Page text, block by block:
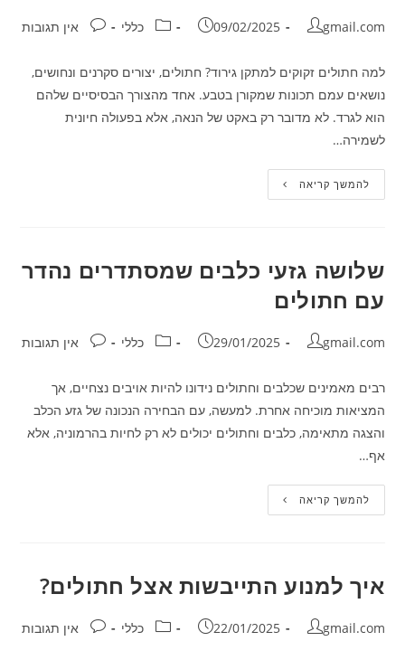
מחבר:
gmail.com פורסם:
09/02/2025 קטגוריה:
כללי תגובות:אין תגובות
למה חתולים זקוקים למתקן גירוד? חתולים, יצורים סקרנים ונחושים,
נושאים עמם תכונות שמקורן בטבע. אחד מהצורך הבסיסיים שלהם
הוא לגרד. לא מדובר רק באקט של הנאה, אלא בפעולה חיונית
לשמירה…
להמשך קריאהמתקן
גירוד
שלושה גזעי כלבים שמסתדרים נהדר
עם חתולים
מחבר:
gmail.com פורסם:
29/01/2025 קטגוריה:
כללי תגובות:אין תגובות
רבים מאמינים שכלבים וחתולים נידונו להיות אויבים נצחיים, אך
המציאות מוכיחה אחרת. למעשה, עם הבחירה הנכונה של גזע הכלב
והצגה מתאימה, כלבים וחתולים יכולים לא רק לחיות בהרמוניה, אלא
אף…
להמשך קריאהשלושה
גזעי
איך למנוע התייבשות אצל חתולים?
מחבר:
gmail.com פורסם:
22/01/2025 קטגוריה:
כללי תגובות:אין תגובות